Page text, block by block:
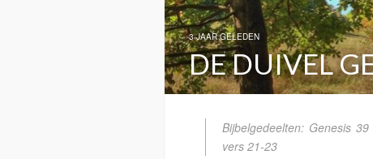
3 JAAR GELEDEN
DE DUIVEL
Bijbelgedeelten: Genesis
vers 21-23